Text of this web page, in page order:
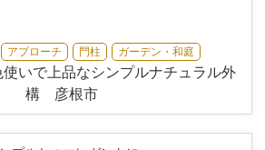
アプローチ 門柱 ガーデン・和庭
いで上品なシンプルナチュラル外
構 彦根市